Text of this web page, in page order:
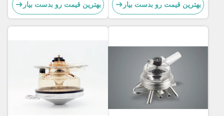
بهترین قیمت رو بدست بیار
بهترین قیمت رو بدست بیار